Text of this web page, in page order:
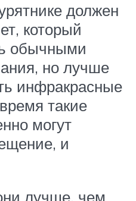
должен
который
обычными
но лучше
инфракрасные
такие
могут
и
лучше, чем